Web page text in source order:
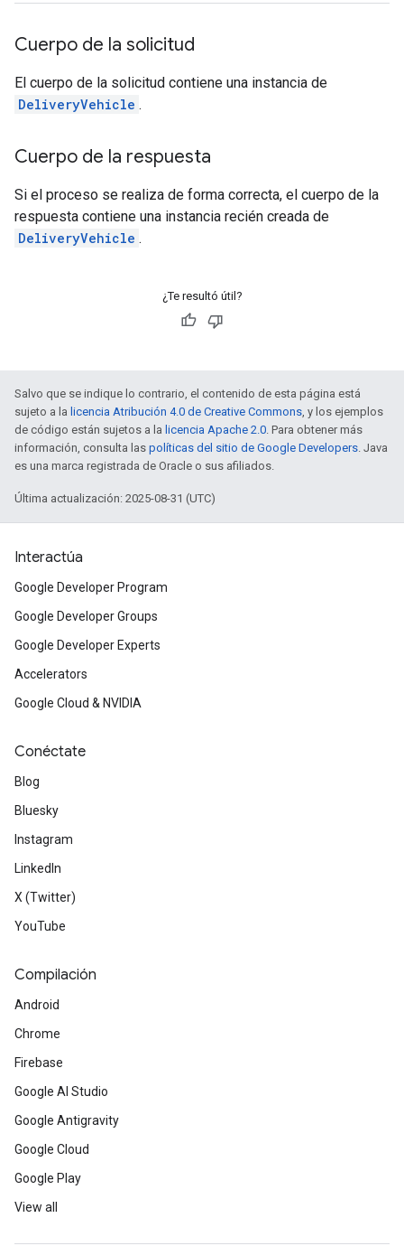
Cuerpo de la solicitud
El cuerpo de la solicitud contiene una instancia de
DeliveryVehicle .
Cuerpo de la respuesta
Si el proceso se realiza de forma correcta, el cuerpo de la
respuesta contiene una instancia recién creada de
DeliveryVehicle .
¿Te resultó útil?
Salvo que se indique lo contrario, el contenido de esta página está
sujeto a la licencia Atribución 4.0 de Creative Commons, y los ejemplos
de código están sujetos a la licencia Apache 2.0. Para obtener más
información, consulta las políticas del sitio de Google Developers. Java
es una marca registrada de Oracle o sus afiliados.
Última actualización: 2025-08-31 (UTC)
Interactúa
Google Developer Program
Google Developer Groups
Google Developer Experts
Accelerators
Google Cloud & NVIDIA
Conéctate
Blog
Bluesky
Instagram
LinkedIn
X (Twitter)
YouTube
Compilación
Android
Chrome
Firebase
Google AI Studio
Google Antigravity
Google Cloud
Google Play
View all